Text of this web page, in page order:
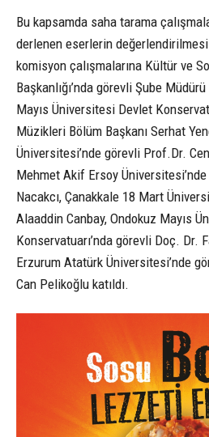
Bu kapsamda saha tarama
derlenen eserlerin
komisyon çalışmalarına Kültür ve
Başkanlığı’nda görevli Şube
Mayıs Üniversitesi Devlet
Müzikleri Bölüm Başkanı Serhat
Üniversitesi’nde görevli Prof.Dr.
Mehmet Akif Ersoy
Nacakcı, Çanakkale 18 Mart
Alaaddin Canbay, Ondokuz Mayıs
Konservatuarı’nda görevli Doç. Dr.
Erzurum Atatürk Üniversitesi’nde
Can Pelikoğlu katıldı.